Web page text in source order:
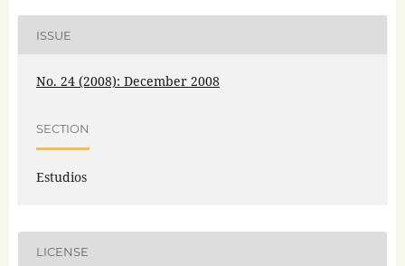
ISSUE
No. 24 (2008): December 2008
SECTION
Estudios
LICENSE